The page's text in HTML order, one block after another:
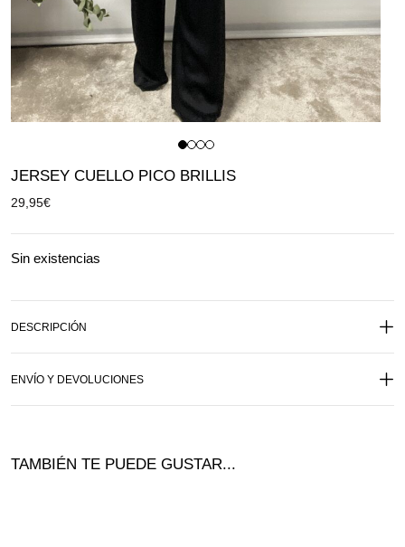
JERSEY CUELLO PICO BRILLIS
29,95€
Sin existencias
DESCRIPCIÓN
ENVÍO Y DEVOLUCIONES
TAMBIÉN TE PUEDE GUSTAR...